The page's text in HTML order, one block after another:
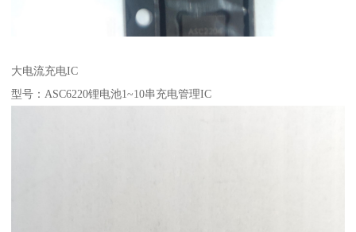
大电流充电IC
型号：ASC6220锂电池1~10串充电管理IC